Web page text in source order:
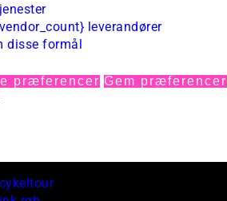
leverandører
disse formål
præferencer Gem præferencer